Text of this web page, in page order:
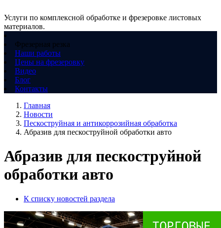
Услуги по комплексной обработке и фрезеровке листовых
материалов.
Фрезерная резка
Наши работы
Цены на фрезеровку
Видео
Блог
Контакты
Главная
Новости
Пескоструйная и антикоррозийная обработка
Абразив для пескоструйной обработки авто
Абразив для пескоструйной
обработки авто
К списку новостей раздела